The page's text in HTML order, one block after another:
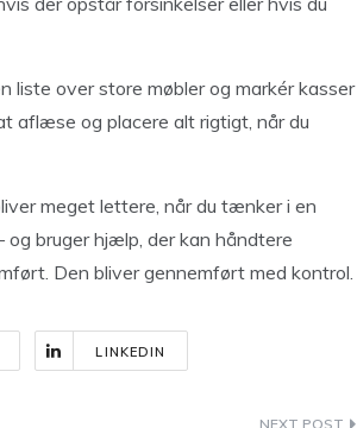
liste over store møbler og markér kasser
aflæse og placere alt rigtigt, når du
meget lettere, når du tænker i en
og bruger hjælp, der kan håndtere
Den bliver gennemført med kontrol.
LINKEDIN